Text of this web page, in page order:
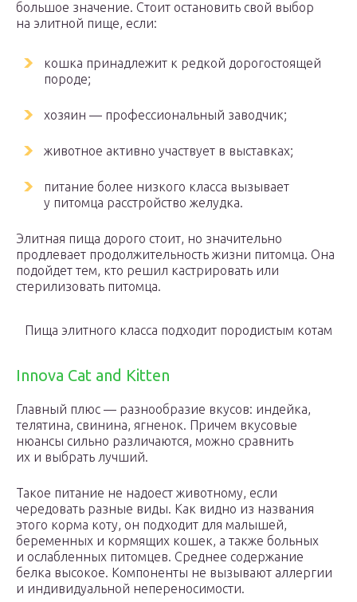
большое значение. Стоит остановить свой выбор
на элитной пище, если:
кошка принадлежит к редкой дорогостоящей
породе;
хозяин — профессиональный заводчик;
животное активно участвует в выставках;
питание более низкого класса вызывает
у питомца расстройство желудка.
Элитная пища дорого стоит, но значительно
продлевает продолжительность жизни питомца. Она
подойдет тем, кто решил кастрировать или
стерилизовать питомца.
Пища элитного класса подходит породистым котам
Innova Cat and Kitten
Главный плюс — разнообразие вкусов: индейка,
телятина, свинина, ягненок. Причем вкусовые
нюансы сильно различаются, можно сравнить
их и выбрать лучший.
Такое питание не надоест животному, если
чередовать разные виды. Как видно из названия
этого корма коту, он подходит для малышей,
беременных и кормящих кошек, а также больных
и ослабленных питомцев. Среднее содержание
белка высокое. Компоненты не вызывают аллергии
и индивидуальной непереносимости.